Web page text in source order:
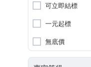
可立即結標
一元起標
無底價